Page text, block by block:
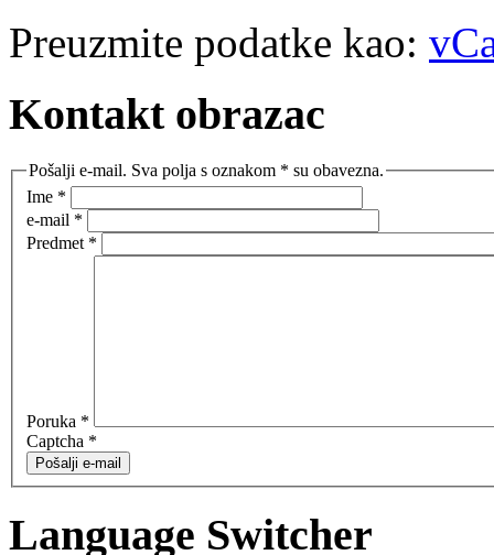
Preuzmite podatke kao:
Kontakt obrazac
Pošalji e-mail. Sva polja s oznakom * su obavezna.
Ime *
e-mail *
Predmet *
Poruka *
Captcha *
Pošalji e-mail
Language Switcher